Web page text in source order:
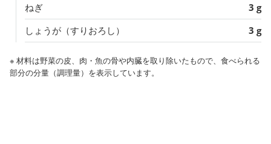
ねぎ
3 g
しょうが（すりおろし）
3 g
※ 材料は野菜の皮、肉・魚の骨や内臓を取り除いたもので、食べられる
部分の分量（調理量）を表示しています。